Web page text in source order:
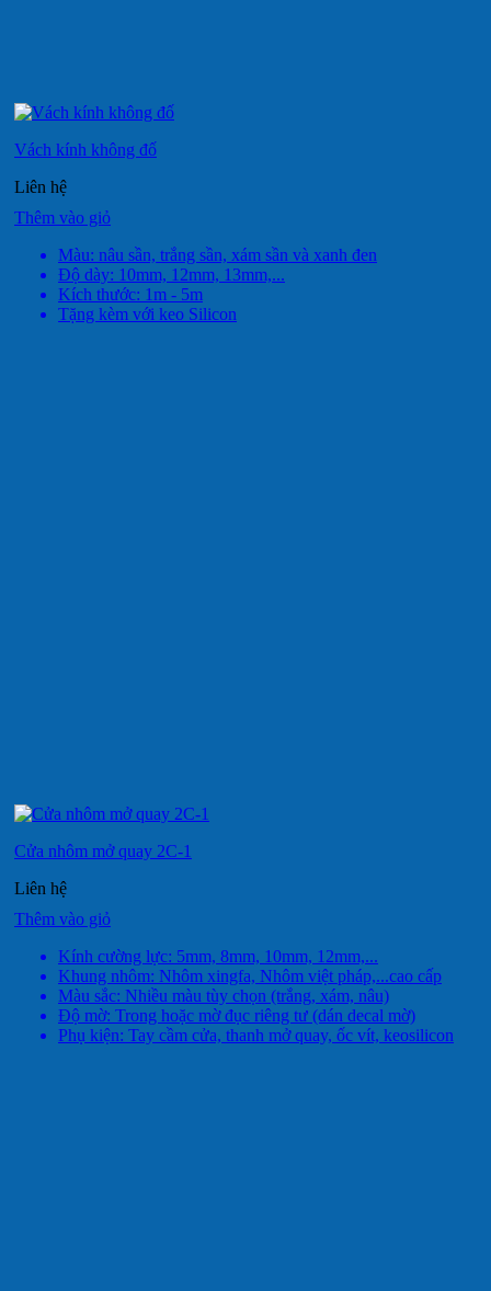
Vách kính không đố
Liên hệ
Thêm vào giỏ
Màu: nâu sần, trắng sần, xám sần và xanh đen
Độ dày: 10mm, 12mm, 13mm,...
Kích thước: 1m - 5m
Tặng kèm với keo Silicon
Cửa nhôm mở quay 2C-1
Liên hệ
Thêm vào giỏ
Kính cường lực: 5mm, 8mm, 10mm, 12mm,...
Khung nhôm: Nhôm xingfa, Nhôm việt pháp,...cao cấp
Màu sắc: Nhiều màu tùy chọn (trắng, xám, nâu)
Độ mờ: Trong hoặc mờ đục riêng tư (dán decal mờ)
Phụ kiện: Tay cầm cửa, thanh mở quay, ốc vít, keosilicon